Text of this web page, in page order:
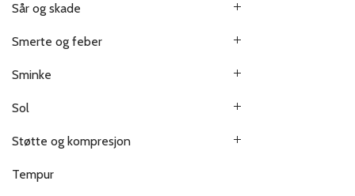
Sår og skade
Smerte og feber
Sminke
Sol
Støtte og kompresjon
Tempur